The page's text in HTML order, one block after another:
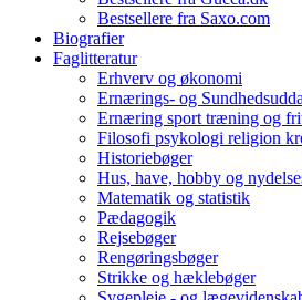
Bestsellere fra Saxo.com
Biografier
Faglitteratur
Erhverv og økonomi
Ernærings- og
Ernæring sport træning og
Filosofi psykologi religion
Historiebøger
Hus, have, hobby og
Matematik og statistik
Pædagogik
Rejsebøger
Rengøringsbøger
Strikke og hæklebøger